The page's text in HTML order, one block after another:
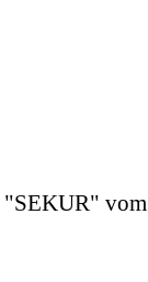
"SEKUR" vom